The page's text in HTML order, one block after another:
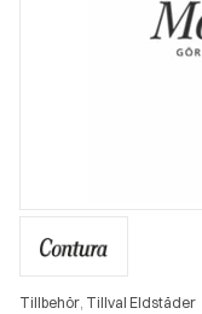
Tillbehör, Tillval Eldstäder